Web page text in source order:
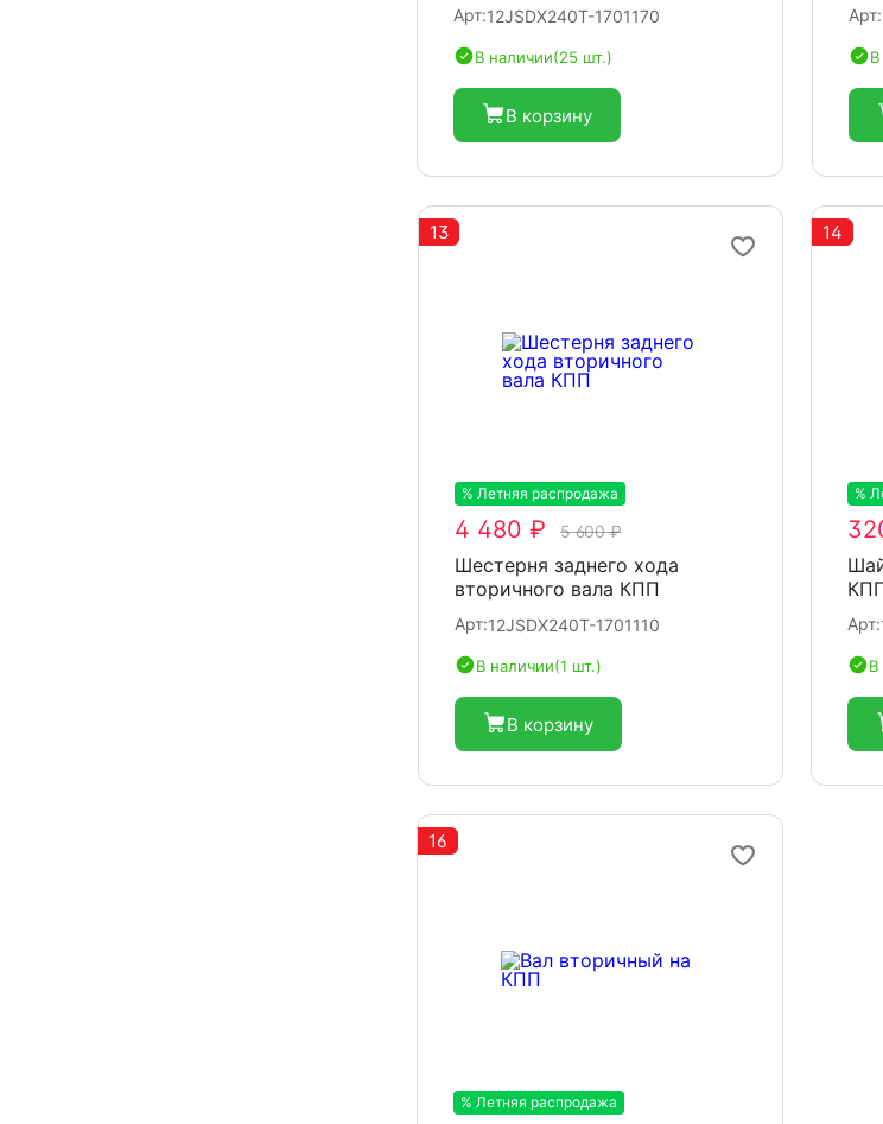
Арт:12JSDX240T-1701170
В наличии(25 шт.)
В корзину
Арт:
В
13
% Летняя распродажа
4 480 ₽ 5 600 ₽
Шестерня заднего хода
вторичного вала КПП
Арт:12JSDX240T-1701110
В наличии(1 шт.)
В корзину
14
%
Арт:
В
16
% Летняя распродажа